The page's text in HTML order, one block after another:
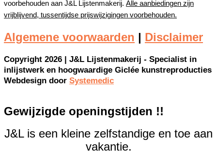
voorbehouden aan J&L Lijstenmakerij. Alle aanbiedingen zijn
vrijblijvend, tussentijdse prijswijzigingen voorbehouden.
Algemene voorwaarden Disclaimer
Copyright 2026 | J&L Lijstenmakerij - Specialist in
inlijstwerk en hoogwaardige Giclée kunstreproducties
Webdesign door Systemedic
Gewijzigde openingstijden !!
J&L is een kleine zelfstandige en toe aan
vakantie.